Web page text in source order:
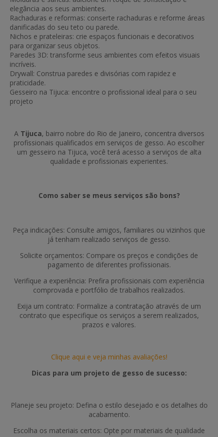
elegância aos seus ambientes.
Rachaduras e reformas: conserte rachaduras e reforme áreas
danificadas do seu teto ou parede.
Nichos e prateleiras: crie espaços funcionais e decorativos
para organizar seus objetos.
Paredes 3D: transforme seus ambientes com efeitos visuais
incríveis.
Drywall: Construa paredes e divisórias com rapidez e
praticidade.
Gesseiro na Tijuca: encontre o profissional ideal para o seu
projeto
A Tijuca, bairro nobre do Rio de Janeiro, concentra diversos
profissionais qualificados em serviços de gesso. Ao escolher
um gesseiro na Tijuca, você terá acesso a serviços de alta
qualidade e profissionais experientes.
Como saber se meus serviços são bons?
Peça indicações: Consulte amigos, familiares ou vizinhos que
já tenham realizado serviços de gesso.
Solicite orçamentos: Compare os preços e condições de
pagamento de diferentes profissionais.
Verifique a experiência: Prefira profissionais com experiência
comprovada e portfólio de trabalhos realizados.
Exija um contrato: Formalize a contratação através de um
contrato que especifique os serviços a serem realizados,
prazos e valores.
Clique aqui e veja minhas avaliações!
Dicas para um projeto de gesso de sucesso:
Planeje seu projeto: Defina o estilo desejado e os detalhes do
acabamento.
Escolha os materiais certos: Opte por materiais de qualidade